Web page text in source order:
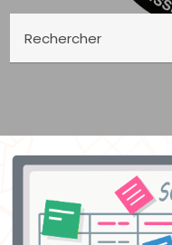
Rechercher